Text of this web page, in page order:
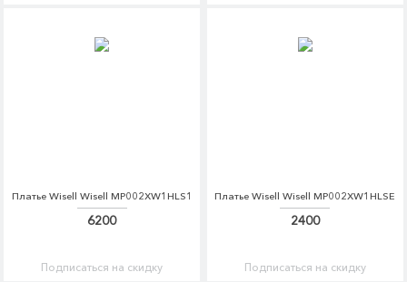
Платье Wisell Wisell MP002XW1HLS1
6200
Подписаться на скидку
Платье Wisell Wisell MP002XW1HLSE
2400
Подписаться на скидку